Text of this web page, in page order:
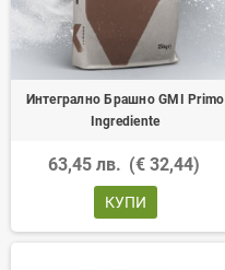
Интегрално Брашно GMI Primo
Ingrediente
63,45 лв. (€ 32,44)
КУПИ